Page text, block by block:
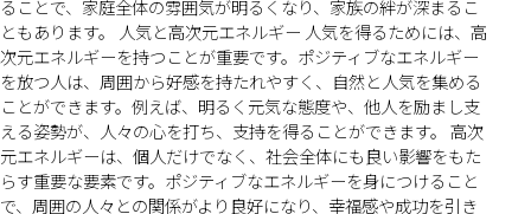
ることで、家庭全体の雰囲気が明るくなり、家族の絆が深まるこ
ともあります。 人気と高次元エネルギー 人気を得るためには、高
次元エネルギーを持つことが重要です。ポジティブなエネルギー
を放つ人は、周囲から好感を持たれやすく、自然と人気を集める
ことができます。例えば、明るく元気な態度や、他人を励まし支
える姿勢が、人々の心を打ち、支持を得ることができます。 高次
元エネルギーは、個人だけでなく、社会全体にも良い影響をもた
らす重要な要素です。ポジティブなエネルギーを身につけること
で、周囲の人々との関係がより良好になり、幸福感や成功を引き